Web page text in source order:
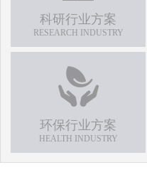
科研行业方案
RESEARCH INDUSTRY
环保行业方案
HEALTH INDUSTRY